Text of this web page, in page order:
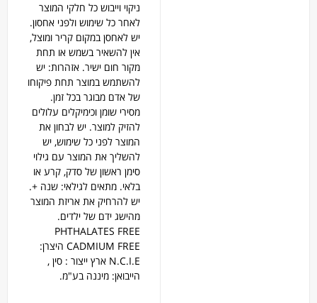
ניקוי וייבוש כל חלקי המוצר
לאחר כל שימוש ולפני אחסון.
יש לאחסן במקום קריר ומוצל,
אין להשאיר בשמש או תחת
מקור חום ישיר. אזהרות: יש
להשתמש במוצר תחת פיקוחו
של אדם מבוגר בכל זמן.
מסירי שומן וכימיקלים עלולים
להזיק למוצר. יש לבחון את
המוצר לפני כל שימוש, יש
להשליך את המוצר עם גילוי
סימן ראשון של סדק, קרע או
בלאי. מתאים לגילאי: שנה +.
יש להרחיק את אריזת המוצר
מהישג ידם של ילדים.
PHTHALATES FREE
CADMIUM FREE היצרן:
N.C.I.E ארץ ייצור : סין ,
הייבואן: מיננה בע"מ.